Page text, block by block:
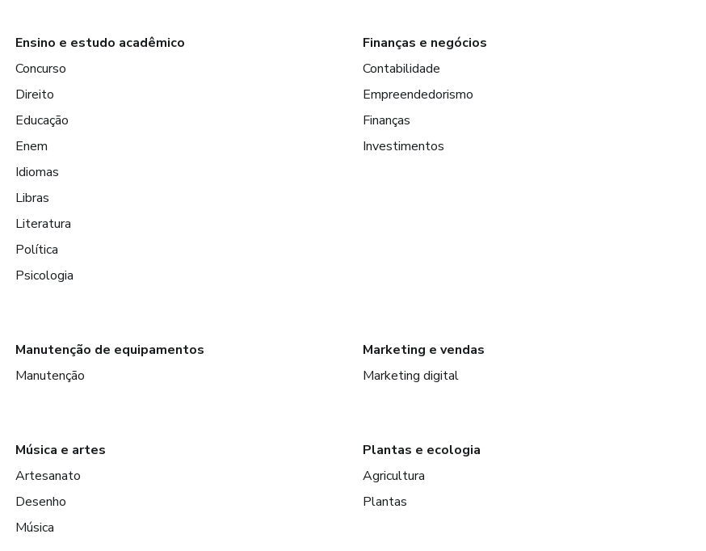
Ensino e estudo acadêmico
Concurso
Direito
Educação
Enem
Idiomas
Libras
Literatura
Política
Psicologia
Finanças e negócios
Contabilidade
Empreendedorismo
Finanças
Investimentos
Manutenção de equipamentos
Manutenção
Marketing e vendas
Marketing digital
Música e artes
Artesanato
Desenho
Música
Plantas e ecologia
Agricultura
Plantas